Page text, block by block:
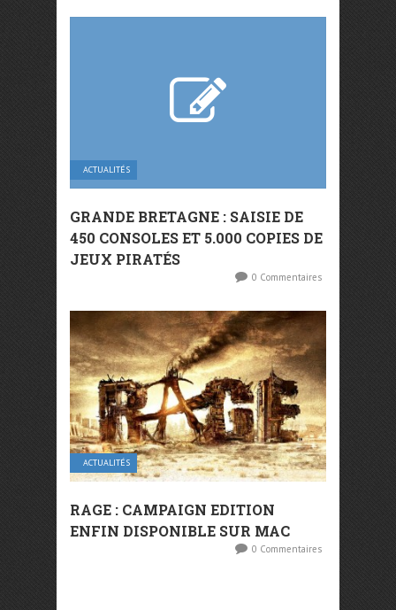
ACTUALITÉS
GRANDE BRETAGNE : SAISIE DE
450 CONSOLES ET 5.000 COPIES DE
JEUX PIRATÉS
0 Commentaires
ACTUALITÉS
RAGE : CAMPAIGN EDITION
ENFIN DISPONIBLE SUR MAC
0 Commentaires